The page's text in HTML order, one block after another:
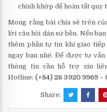
chỉnh khớp để hoàn tất quy
Mong rằng bài chia sẻ trên
lời câu hỏi dán sứ bền. Nếu
thêm phần tự tin khi giao tiếp
ngay bạn nhé. Để được tư
thông tin cần hỗ trợ xin
Hotline: (+84) 28 3920 9969 –
Share: